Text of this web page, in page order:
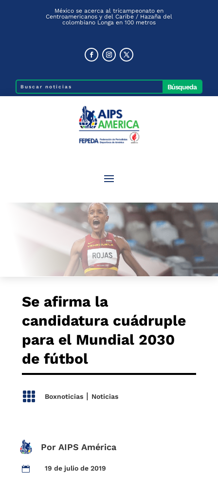
México se acerca al tricampeonato en
Centroamericanos y del Caribe / Hazaña del
colombiano Longa en 100 metros
Se afirma la
candidatura cuádruple
para el Mundial 2030
de fútbol
 Boxnoticias| Noticias
Por AIPS América
 19 de julio de 2019